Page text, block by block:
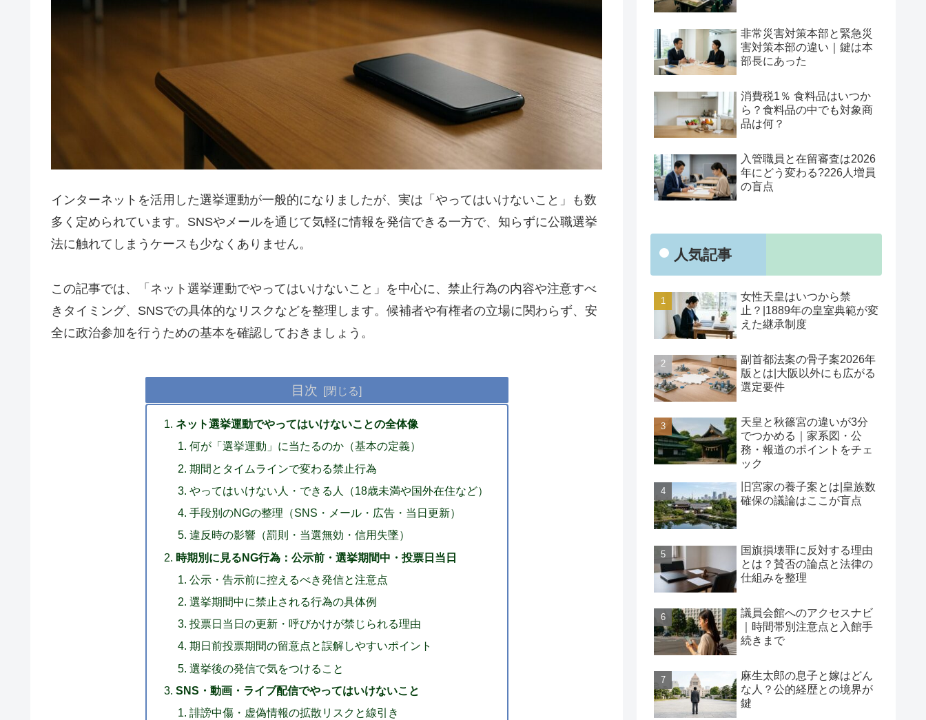
インターネットを活用した選挙運動が一般的になりましたが、実は「やってはいけないこと」も数
多く定められています。SNSやメールを通じて気軽に情報を発信できる一方で、知らずに公職選挙
法に触れてしまうケースも少なくありません。
この記事では、「ネット選挙運動でやってはいけないこと」を中心に、禁止行為の内容や注意すべ
きタイミング、SNSでの具体的なリスクなどを整理します。候補者や有権者の立場に関わらず、安
全に政治参加を行うための基本を確認しておきましょう。
目次
ネット選挙運動でやってはいけないことの全体像
何が「選挙運動」に当たるのか（基本の定義）
期間とタイムラインで変わる禁止行為
やってはいけない人・できる人（18歳未満や国外在住など）
手段別のNGの整理（SNS・メール・広告・当日更新）
違反時の影響（罰則・当選無効・信用失墜）
時期別に見るNG行為：公示前・選挙期間中・投票日当日
公示・告示前に控えるべき発信と注意点
選挙期間中に禁止される行為の具体例
投票日当日の更新・呼びかけが禁じられる理由
期日前投票期間の留意点と誤解しやすいポイント
選挙後の発信で気をつけること
SNS・動画・ライブ配信でやってはいけないこと
誹謗中傷・虚偽情報の拡散リスクと線引き
非常災害対策本部と緊急災
害対策本部の違い｜鍵は本
部長にあった
消費税1％ 食料品はいつか
ら？食料品の中でも対象商
品は何？
入管職員と在留審査は2026
年にどう変わる?226人増員
の盲点
人気記事
女性天皇はいつから禁
止？|1889年の皇室典範が変
えた継承制度
副首都法案の骨子案2026年
版とは|大阪以外にも広がる
選定要件
天皇と秋篠宮の違いが3分
でつかめる｜家系図・公
務・報道のポイントをチェ
ック
旧宮家の養子案とは|皇族数
確保の議論はここが盲点
国旗損壊罪に反対する理由
とは？賛否の論点と法律の
仕組みを整理
議員会館へのアクセスナビ
｜時間帯別注意点と入館手
続きまで
麻生太郎の息子と嫁はどん
な人？公的経歴との境界が
鍵